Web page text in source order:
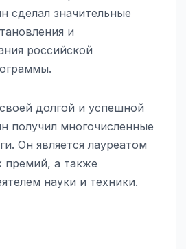
сделал значительные
и
российской
долгой и успешной
получил многочисленные
Он является лауреатом
а также
науки и техники.